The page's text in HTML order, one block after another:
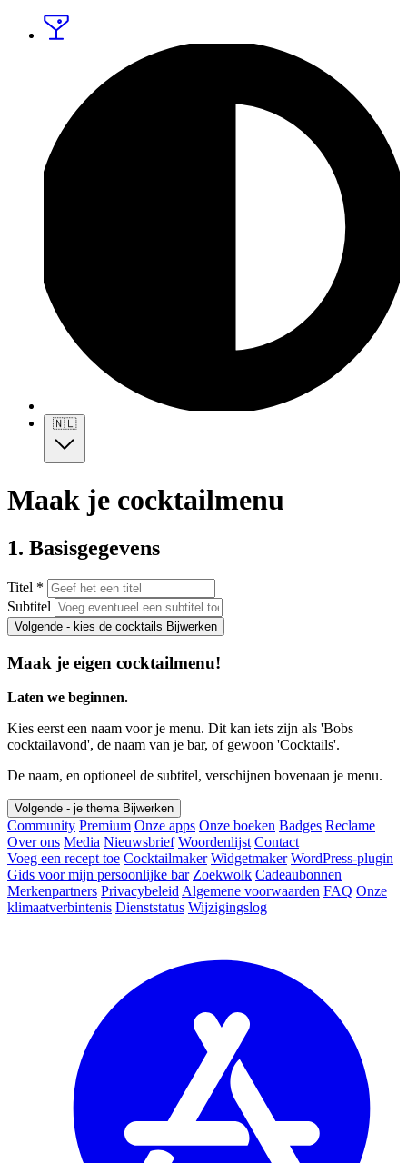
🇳🇱
Maak je cocktailmenu
1. Basisgegevens
Titel *
Subtitel
Volgende - kies de cocktails Bijwerken
Maak je eigen cocktailmenu!
Laten we beginnen.
Kies eerst een naam voor je menu. Dit kan iets zijn als 'Bobs
cocktailavond', de naam van je bar, of gewoon 'Cocktails'.
De naam, en optioneel de subtitel, verschijnen bovenaan je menu.
Volgende - je thema Bijwerken
Community Premium Onze apps Onze boeken Badges Reclame
Over ons Media Nieuwsbrief Woordenlijst Contact
Voeg een recept toe Cocktailmaker Widgetmaker WordPress-plugin
Gids voor mijn persoonlijke bar Zoekwolk Cadeaubonnen
Merkenpartners Privacybeleid Algemene voorwaarden FAQ Onze
klimaatverbintenis Dienststatus Wijzigingslog